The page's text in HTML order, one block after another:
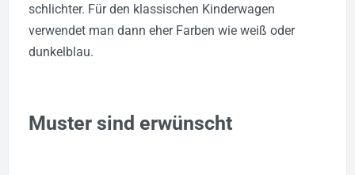
schlichter. Für den klassischen Kinderwagen
verwendet man dann eher Farben wie weiß oder
dunkelblau.
Muster sind erwünscht